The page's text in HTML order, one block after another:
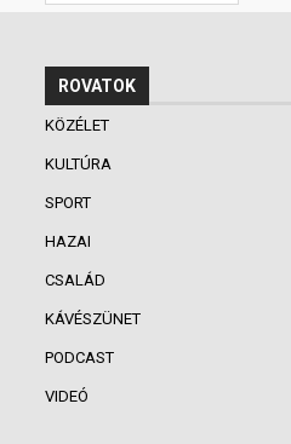
ROVATOK
KÖZÉLET
KULTÚRA
SPORT
HAZAI
CSALÁD
KÁVÉSZÜNET
PODCAST
VIDEÓ